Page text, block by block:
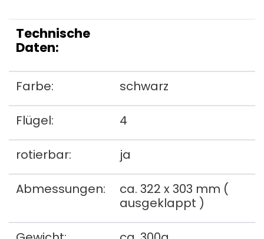
Technische
Daten:
Farbe: schwarz
Flügel: 4
rotierbar: ja
Abmessungen:
ca. 322 x 303 mm (
ausgeklappt )